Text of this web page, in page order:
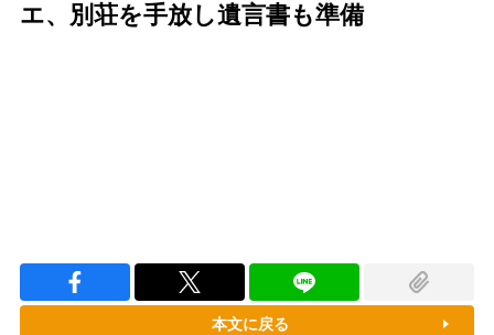
エ、別荘を手放し遺言書も準備
本文に戻る